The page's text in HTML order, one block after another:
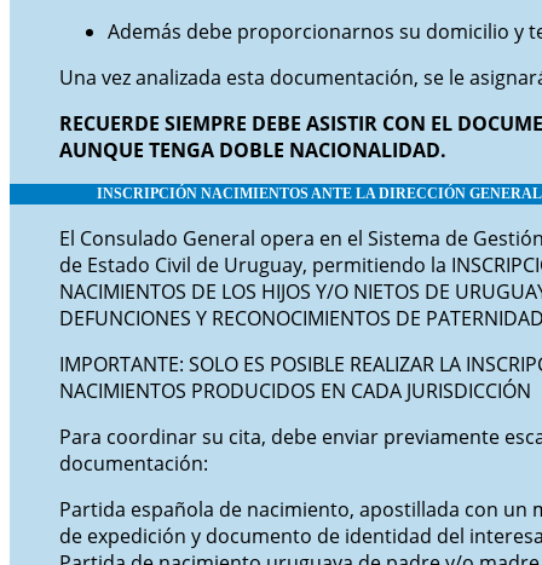
Además debe proporcionarnos su domicilio y
Una vez analizada esta documentación, se le
RECUERDE SIEMPRE DEBE ASISTIR CON EL
AUNQUE TENGA DOBLE NACIONALIDAD.
INSCRIPCIÓN NACIMIENTOS ANTE LA DIRECCIÓN
El Consulado General opera en el Sistema de
de Estado Civil de Uruguay, permitiendo la
NACIMIENTOS DE LOS HIJOS Y/O NIETOS DE
DEFUNCIONES Y RECONOCIMIENTOS DE
IMPORTANTE: SOLO ES POSIBLE REALIZAR LA
NACIMIENTOS PRODUCIDOS EN CADA JURISDICCIÓN
Para coordinar su cita, debe enviar previamente
documentación:
Partida española de nacimiento, apostillada con un
de expedición y documento de identidad del